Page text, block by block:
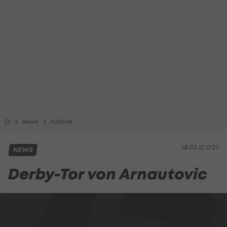
News Fußball
18.02.12 17:27
NEWS
Derby-Tor von Arnautovic